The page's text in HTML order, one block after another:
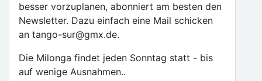
besser vorzuplanen, abonniert am besten den
Newsletter. Dazu einfach eine Mail schicken
an tango-sur@gmx.de.
Die Milonga findet jeden Sonntag statt - bis
auf wenige Ausnahmen..